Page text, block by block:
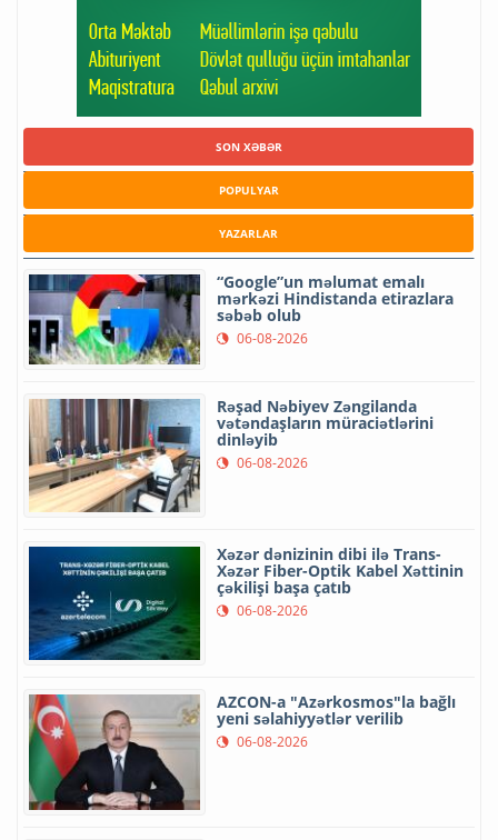
SON XƏBƏR
POPULYAR
YAZARLAR
“Google”un məlumat emalı
mərkəzi Hindistanda etirazlara
səbəb olub
06-08-2026
Rəşad Nəbiyev Zəngilanda
vətəndaşların müraciətlərini
dinləyib
06-08-2026
Xəzər dənizinin dibi ilə Trans-
Xəzər Fiber-Optik Kabel Xəttinin
çəkilişi başa çatıb
06-08-2026
AZCON-a "Azərkosmos"la bağlı
yeni səlahiyyətlər verilib
06-08-2026